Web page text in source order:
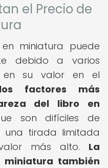
el Precio de
miniatura puede
debido a varios
en su valor en el
factores más
del libro en
son difíciles de
una tirada limitada
más alto. La
también